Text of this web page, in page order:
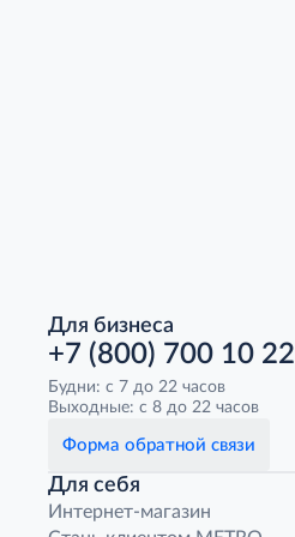
Для бизнеса
+7 (800) 700 10 22
Будни: с 7 до 22 часов
Выходные: с 8 до 22 часов
Форма обратной связи
Для себя
Интернет-магазин